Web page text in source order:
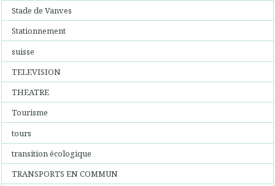
Stade de Vanves
Stationnement
suisse
TELEVISION
THEATRE
Tourisme
tours
transition écologique
TRANSPORTS EN COMMUN